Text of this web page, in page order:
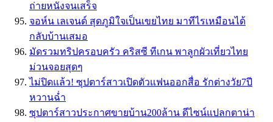
ถ่ายหนังจนเสร็จ
จอห์น เลเจนด์ สุดภูมิใจเป็นเขยไทย มาทีไรเหมือนได้
กลับบ้านเสมอ
มัดรวมทริปครอบครัว คริสซี ทีเกน พาลูกผัวเที่ยวไทย
ม่วนจอยสุดๆ
ไม่ปิดแล้ว! ซุปตาร์สาวเปิดตัวแฟนออกสื่อ รักต่างวัย7ปี
หวานฉ่ำ
ซุปตาร์สาวประกาศขายบ้าน200ล้าน ดีไซน์แปลกตาน่า